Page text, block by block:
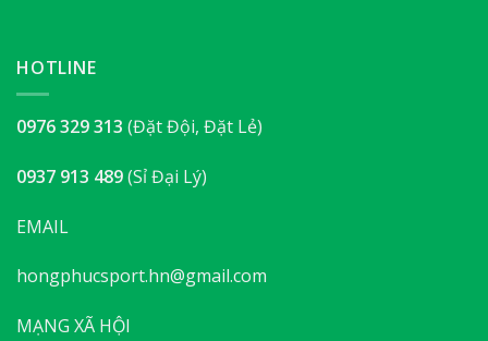
HOTLINE
0976 329 313 (Đặt Đội, Đặt Lẻ)
0937 913 489(Sỉ Đại Lý)
EMAIL
hongphucsport.hn@gmail.com
MẠNG XÃ HỘI